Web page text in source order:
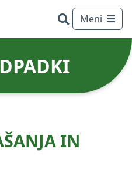
Meni
IN